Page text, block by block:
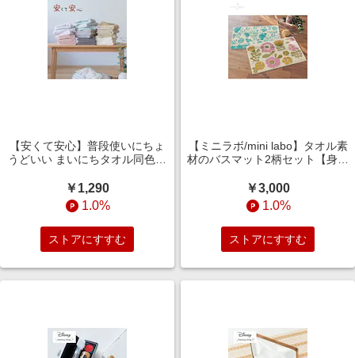
【安くて安心】普段使いにちょ
うどいい まいにちタオル同色セ
￥1,290
1.0%
ストアにすすむ
【ミニラボ/mini labo】タオル素
材のバスマット2柄セット【身生
￥3,000
1.0%
ストアにすすむ